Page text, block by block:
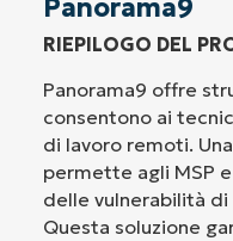
Panorama9
RIEPILOGO DEL
Panorama9 offre
consentono ai
di lavoro remoti.
permette agli MSP
delle vulnerabilità di
Questa soluzione